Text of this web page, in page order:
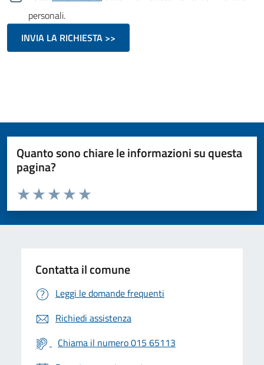
personali.
Quanto sono chiare le informazioni su questa
pagina?
Valuta da 1 a 5 stelle la pagina
Valuta 5 stelle su 5
Valuta 4 stelle su 5
Valuta 3 stelle su 5
Valuta 2 stelle su 5
Valuta 1 stelle su 5
Contatta il comune
Leggi le domande frequenti
Richiedi assistenza
Chiama il numero 015 65113